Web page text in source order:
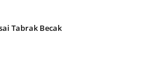
Tabrak Becak